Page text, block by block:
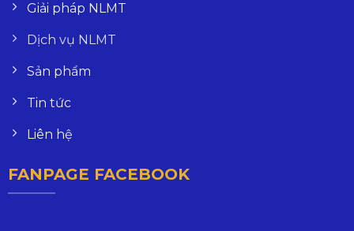
Giải pháp NLMT
Dịch vụ NLMT
Sản phẩm
Tin tức
Liên hệ
FANPAGE FACEBOOK